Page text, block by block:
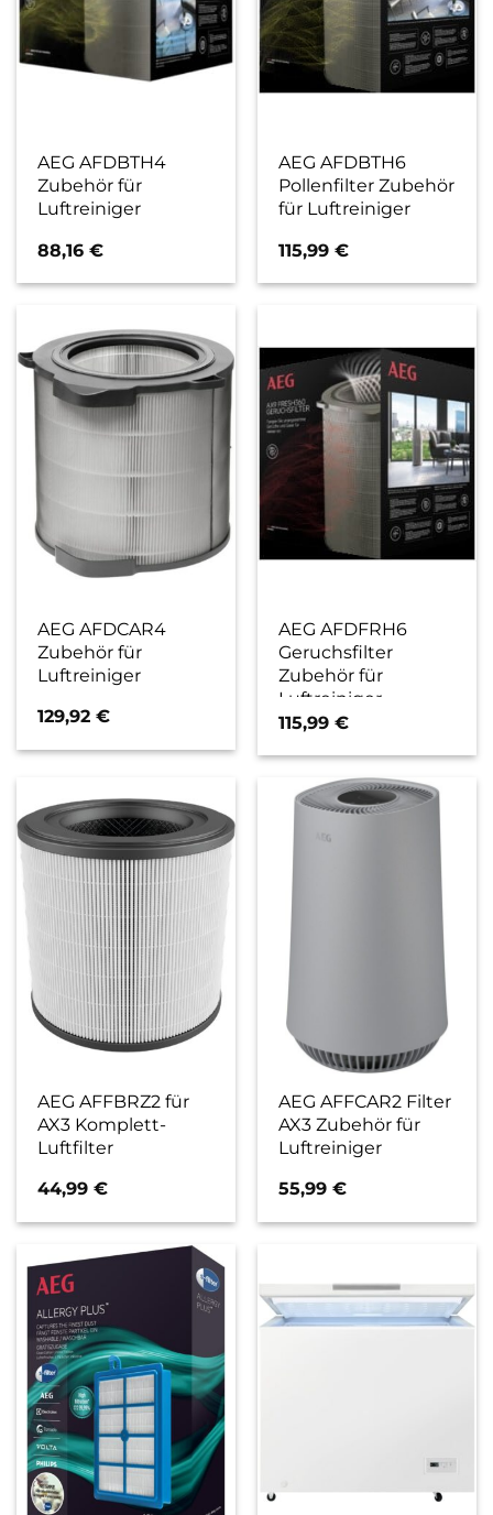
AEG AFDBTH4
Zubehör für
Luftreiniger
88,16€
AEG AFDBTH6
Pollenfilter Zubehör
für Luftreiniger
115,99€
AEG AFDCAR4
Zubehör für
Luftreiniger
129,92€
AEG AFDFRH6
Geruchsfilter
Zubehör für
Luftreiniger
115,99€
AEG AFFBRZ2 für
AX3 Komplett-
Luftfilter
44,99€
AEG AFFCAR2 Filter
AX3 Zubehör für
Luftreiniger
55,99€